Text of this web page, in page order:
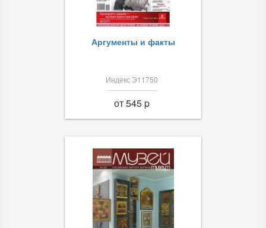
Аргументы и факты
Индекс Э11750
от 545 p